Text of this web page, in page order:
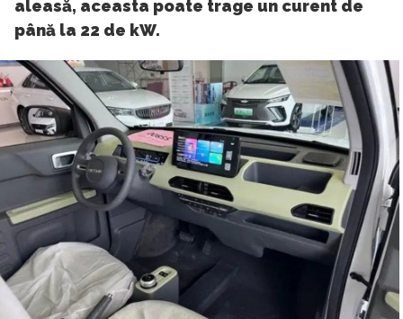
aleasă, aceasta poate trage un curent de
până la 22 de kW.